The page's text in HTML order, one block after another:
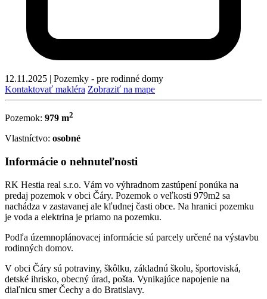
12.11.2025 | Pozemky - pre rodinné domy
Kontaktovať makléra Zobraziť na mape
Pozemok: 979 m2
Vlastníctvo: osobné
Informácie o nehnuteľnosti
RK Hestia real s.r.o. Vám vo výhradnom zastúpení ponúka na
predaj pozemok v obci Čáry. Pozemok o veľkosti 979m2 sa
nachádza v zastavanej ale kľudnej časti obce. Na hranici pozemku
je voda a elektrina je priamo na pozemku.
Podľa územnoplánovacej informácie sú parcely určené na výstavbu
rodinných domov.
V obci Čáry sú potraviny, škôlku, základnú školu, športoviská,
detské ihrisko, obecný úrad, pošta. Vynikajúce napojenie na
diaľnicu smer Čechy a do Bratislavy.